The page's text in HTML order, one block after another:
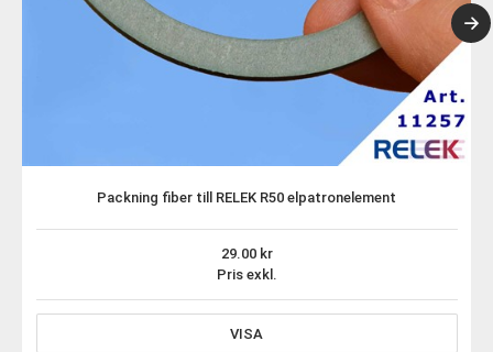
Packning fiber till RELEK R50 elpatronelement
Pris exkl.
29.00
VISA